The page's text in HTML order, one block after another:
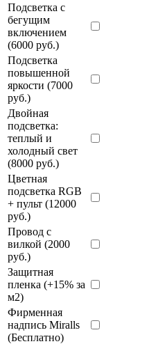
Подсветка с
бегущим
включением
(6000 руб.)
Подсветка
повышенной
яркости (7000
руб.)
Двойная
подсветка:
теплый и
холодный свет
(8000 руб.)
Цветная
подсветка RGB
+ пульт (12000
руб.)
Провод с
вилкой (2000
руб.)
Защитная
пленка (+15% за
м2)
Фирменная
надпись Miralls
(Бесплатно)